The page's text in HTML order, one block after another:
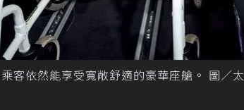
客依然能享受寬敞舒適的豪華座艙。 圖／